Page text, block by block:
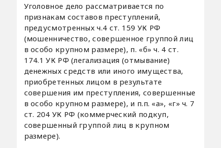
Уголовное дело рассматривается по
признакам составов преступлений,
предусмотренных ч.4 ст. 159 УК РФ
(мошенничество, совершенное группой лиц
в особо крупном размере), п. «б» ч. 4 ст.
174.1 УК РФ (легализация (отмывание)
денежных средств или иного имущества,
приобретенных лицом в результате
совершения им преступления, совершенные
в особо крупном размере), и п.п. «а», «г» ч. 7
ст. 204 УК РФ (коммерческий подкуп,
совершенный группой лиц в крупном
размере).